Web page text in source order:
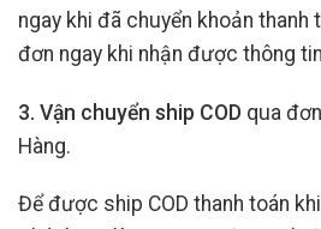
ngay khi đã chuyển khoản thanh
đơn ngay khi nhận được thông
3. Vận chuyển ship COD qua
Hàng.
Để được ship COD thanh toán